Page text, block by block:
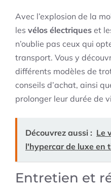
Avec l’explosion de la
les vélos électriques et
n’oublie pas ceux qui
transport. Vous y
différents modèles de
conseils d’achat, ainsi
prolonger leur durée de
Découvrez aussi : Le
l'hypercar de luxe en
Entretien et